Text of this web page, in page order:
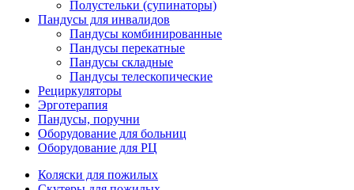
Полустельки (супинаторы)
Пандусы для инвалидов
Пандусы комбинированные
Пандусы перекатные
Пандусы складные
Пандусы телескопические
Рециркуляторы
Эрготерапия
Пандусы, поручни
Оборудование для больниц
Оборудование для РЦ
Коляски для пожилых